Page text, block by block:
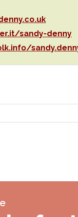
sandy-denny